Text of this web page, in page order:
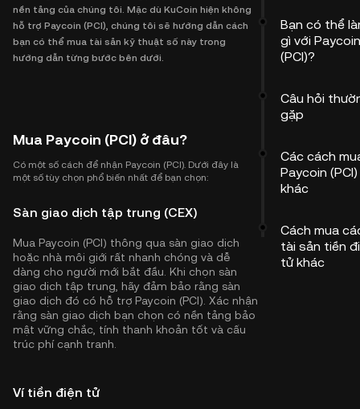
nền tảng của chúng tôi. Mặc dù KuCoin hiện không
hỗ trợ Paycoin (PCI), chúng tôi sẽ hướng dẫn cách
bạn có thể mua tài sản kỹ thuật số này trong
hướng dẫn từng bước bên dưới.
Mua Paycoin (PCI) ở đâu?
Có một số cách để nhận Paycoin (PCI). Dưới đây là
một số tùy chọn phổ biến nhất để bạn chọn:
Sàn giao dịch tập trung (CEX)
Mua Paycoin (PCI) thông qua sàn giao dịch
hoặc nhà môi giới rất nhanh chóng và dễ
dàng cho người mới bắt đầu. Khi chọn sàn
giao dịch tập trung, hãy đảm bảo rằng sàn
giao dịch đó có hỗ trợ Paycoin (PCI). Xác nhận
rằng sàn giao dịch bạn chọn có nền tảng bảo
mật vững chắc, tính thanh khoản tốt và cấu
trúc phí cạnh tranh.
Ví tiền điện tử
Bạn có thể
gì với Paycoin
(PCI)?
Câu hỏi
gặp
Các cách
Paycoin (PCI)
khác
Cách mua
tài sản tiền
tử khác